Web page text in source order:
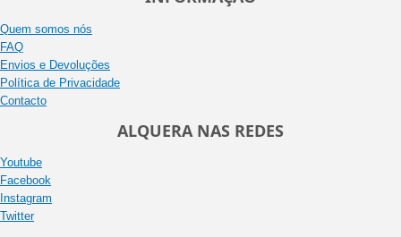
Quem somos nós
FAQ
Envios e Devoluções
Política de Privacidade
Contacto
ALQUERA NAS REDES
Youtube
Facebook
Instagram
Twitter